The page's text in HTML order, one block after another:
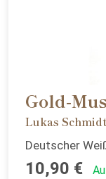
Gold-
Lukas Schmidt
Deutscher
10,90 €